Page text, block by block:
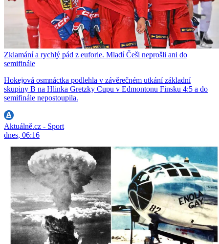
Zklamání a rychlý pád z euforie. Mladí Češi neprošli ani do
semifinále
Hokejová osmnáctka podlehla v závěrečném utkání základní
skupiny B na Hlinka Gretzky Cupu v Edmontonu Finsku 4:5 a do
semifinále nepostoupila.
Aktuálně.cz - Sport
dnes, 06:16